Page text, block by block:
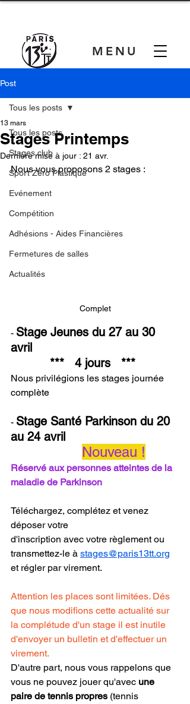
MENU
Post
Tous les posts
Stages club
Sport Zéro Plastique
Evénement
Compétition
Adhésions - Aides Financières
Fermetures de salles
Actualités
Tous les posts
Stages Printemps
13 mars
Dernière mise à jour : 21 avr.
Nous vous proposons 2 stages :
Complet
- Stage Jeunes du 27 au 30
avril
           ***   4 jours   ***
Nous privilégions les stages journée
complète
- Stage Santé Parkinson du 20
au 24 avril
Nouveau !
Réservé aux personnes atteintes de la
maladie de Parkinson
Téléchargez, complétez et venez
déposer votre
d'inscription avec votre règlement ou
transmettez-le à stages@paris13tt.org
et régler par virement.
Attention les places sont limitées. Dés
que nous modifions cette actualité sur
la complétude d'un stage il est inutile
d'envoyer un bulletin et d'effectuer un
virement.
D'autre part, nous vous rappelons que
vous ne pouvez jouer qu'avec une
paire de tennis propres (tennis